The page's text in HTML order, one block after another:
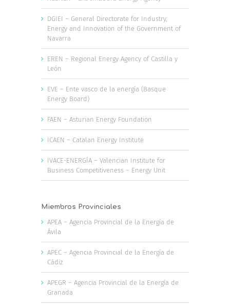
DGIEI – General Directorate for Industry,
Energy and Innovation of the Government of
Navarra
EREN – Regional Energy Agency of Castilla y
León
EVE – Ente vasco de la energía (Basque
Energy Board)
FAEN – Asturian Energy Foundation
ICAEN – Catalan Energy Institute
IVACE-ENERGÍA – Valencian Institute for
Business Competitiveness – Energy Unit
Miembros Provinciales
APEA – Agencia Provincial de la Energía de
Ávila
APEC – Agencia Provincial de la Energía de
Cádiz
APEGR – Agencia Provincial de la Energía de
Granada